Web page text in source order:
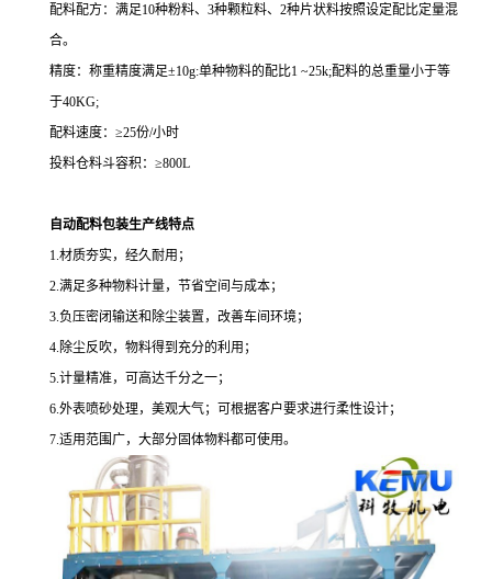
配料配方：满足10种粉料、 3种颗粒料、 2种片状料按照设定配比定量混
合。
精度：称重精度满足±10g:单种物料的配比1 ~25k;配料的总重量小于等
于40KG;
配料速度： ≥25份/小时
投料仓料斗容积： ≥800L
自动配料包装生产线特点
1.材质夯实，经久耐用；
2.满足多种物料计量，节省空间与成本；
3.负压密闭输送和除尘装置，改善车间环境；
4. 除尘反吹，物料得到充分的利用；
5.计量精准，可高达千分之一；
6.外表喷砂处理，美观大气；可根据客户要求进行柔性设计；
7.适用范围广，大部分固体物料都可使用。